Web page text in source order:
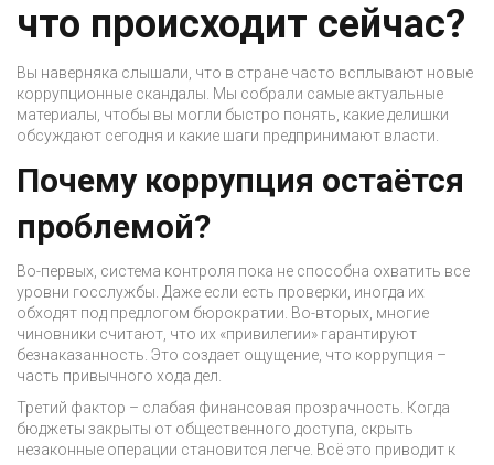
что происходит сейчас?
Вы наверняка слышали, что в стране часто всплывают новые
коррупционные скандалы. Мы собрали самые актуальные
материалы, чтобы вы могли быстро понять, какие делишки
обсуждают сегодня и какие шаги предпринимают власти.
Почему коррупция остаётся
проблемой?
Во-первых, система контроля пока не способна охватить все
уровни госслужбы. Даже если есть проверки, иногда их
обходят под предлогом бюрократии. Во-вторых, многие
чиновники считают, что их «привилегии» гарантируют
безнаказанность. Это создает ощущение, что коррупция –
часть привычного хода дел.
Третий фактор – слабая финансовая прозрачность. Когда
бюджеты закрыты от общественного доступа, скрыть
незаконные операции становится легче. Всё это приводит к